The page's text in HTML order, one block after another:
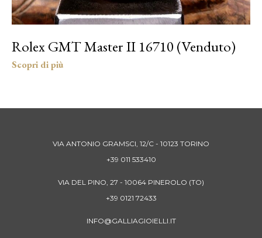
Rolex GMT Master II 16710 (Venduto)
VIA ANTONIO GRAMSCI, 12/C - 10123 TORINO
+39 011 533410
VIA DEL PINO, 27 - 10064 PINEROLO (TO)
+39 0121 72433
INFO@GALLIAGIOIELLI.IT